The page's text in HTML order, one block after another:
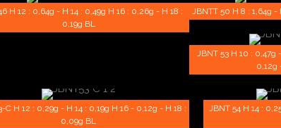
H 12 : 0,64g - H 14 : 0,49g H 16 : 0,26g - H 18 :
0,19g BL
JBNTT 50 H 8 : 1,64g -
JBNT 53 H 10 : 0,47g
0,12g
C H 12 : 0,29g - H 14 : 0,19g H 16 - 0,12g - H 18 :
0,09g BL
JBNT 54 H 14 :